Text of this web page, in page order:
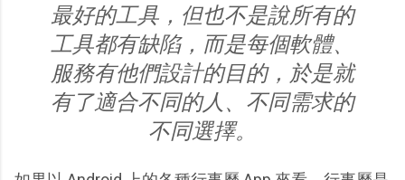
最好的工具，但也不是說所有的
工具都有缺陷，而是每個軟體、
服務有他們設計的目的，於是就
有了適合不同的人、不同需求的
不同選擇。